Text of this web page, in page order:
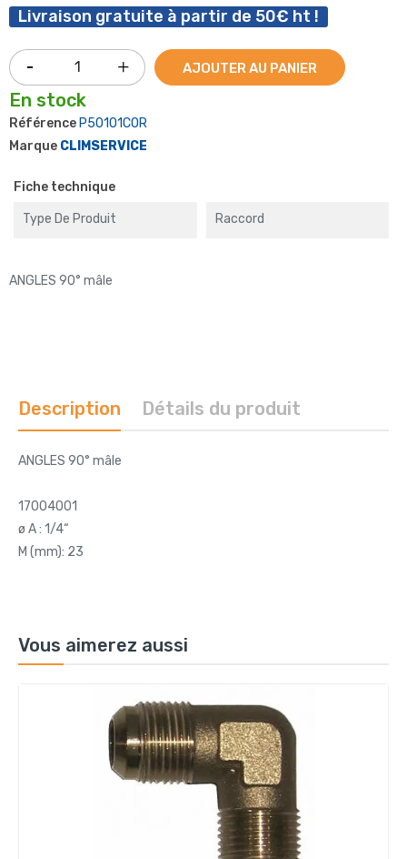
Livraison gratuite à partir de 50€ ht !
AJOUTER AU PANIER
En stock
Référence P50101COR
Marque CLIMSERVICE
Fiche technique
Type De Produit Raccord
ANGLES 90° mâle
Description Détails du produit
ANGLES 90° mâle
17004001
ø A : 1/4“
M (mm): 23
Vous aimerez aussi